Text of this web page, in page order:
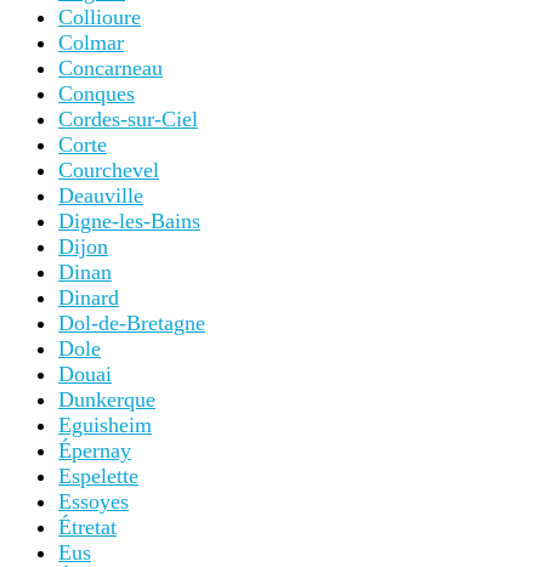
Collioure
Colmar
Concarneau
Conques
Cordes-sur-Ciel
Corte
Courchevel
Deauville
Digne-les-Bains
Dijon
Dinan
Dinard
Dol-de-Bretagne
Dole
Douai
Dunkerque
Eguisheim
Épernay
Espelette
Essoyes
Étretat
Eus